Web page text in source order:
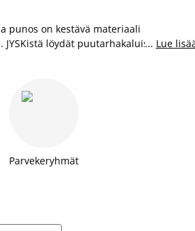
punos on kestävä materiaali
löydät puutarhakaluisteet
... Lue
Parvekeryhmät